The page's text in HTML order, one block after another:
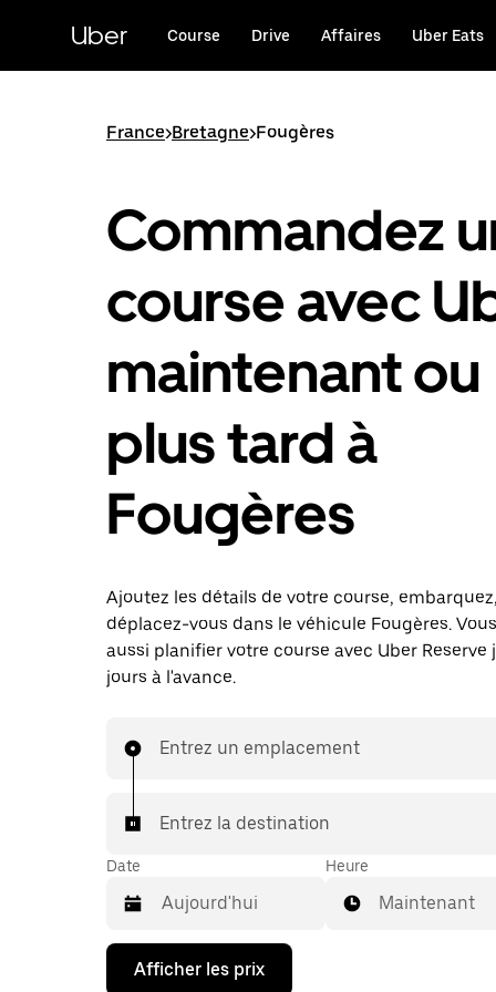
principal
Uber Course Drive Affaires Uber Eats
France>Bretagne>Fougères
Commandez
course avec
maintenant ou
plus tard à
Fougères
Ajoutez les détails de votre course,
déplacez-vous dans le véhicule Fougères.
aussi planifier votre course avec Uber Reserve
jours à l'avance.
Entrez un emplacement
Entrez la destination
Date
Appuyez
Heure
Maintenant
Afficher les prix